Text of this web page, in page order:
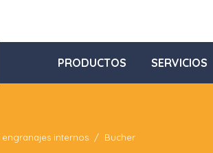
PRODUCTOS SERVICIOS
internos Bucher